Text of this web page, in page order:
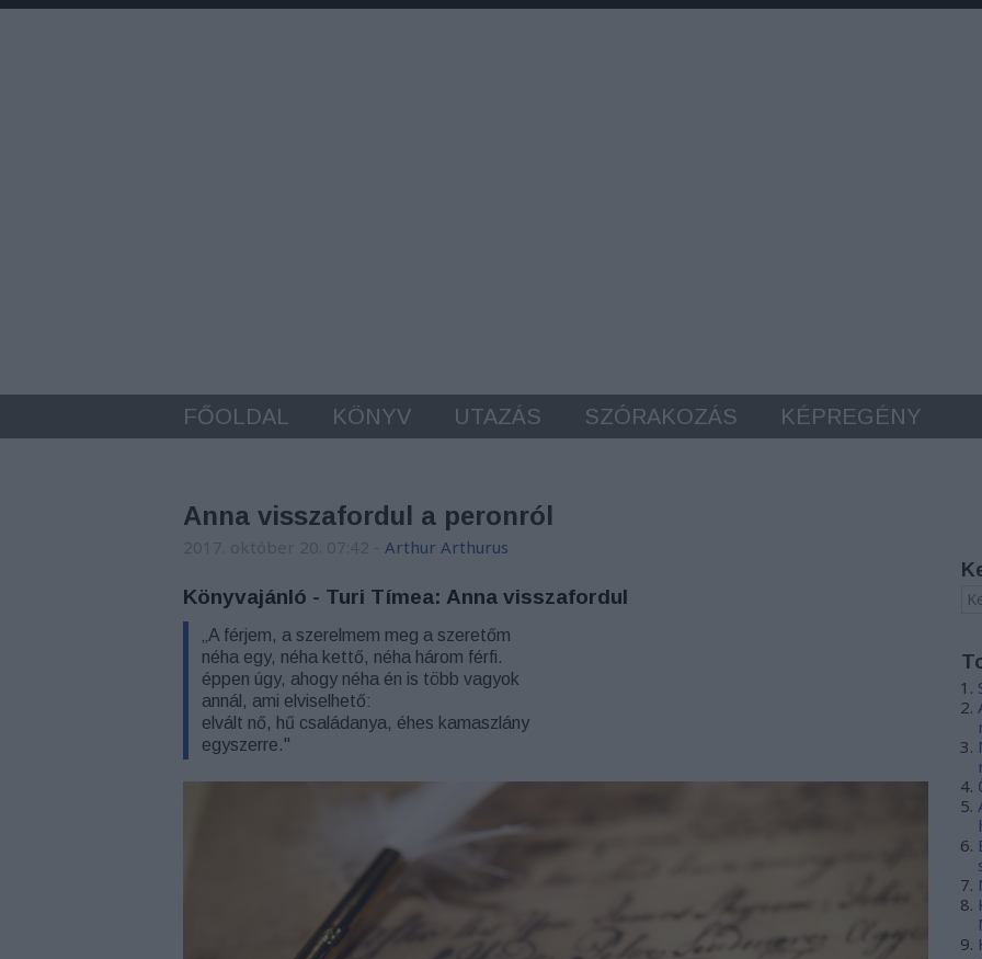
FŐOLDAL KÖNYV UTAZÁS SZÓRAKOZÁS KÉPREGÉNY
Anna visszafordul a peronról
Arthur Arthurus
Könyvajánló - Turi Tímea: Anna visszafordul
„A férjem, a szerelmem meg a szeretőm
néha egy, néha kettő, néha három férfi.
éppen úgy, ahogy néha én is több vagyok
annál, ami elviselhető:
elvált nő, hű családanya, éhes kamaszlány
egyszerre."